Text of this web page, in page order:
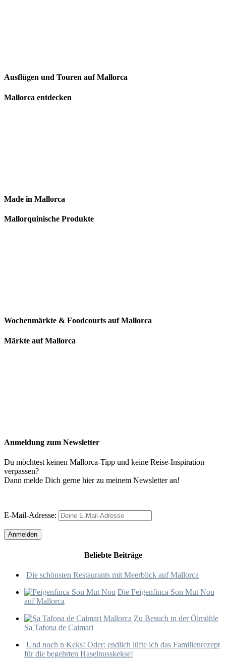
Ausflügen und Touren auf Mallorca
Mallorca entdecken
Made in Mallorca
Mallorquinische Produkte
Wochenmärkte & Foodcourts auf Mallorca
Märkte auf Mallorca
Anmeldung zum Newsletter
Du möchtest keinen Mallorca-Tipp und keine Reise-Inspiration
verpassen?
Dann melde Dich gerne hier zu meinem Newsletter an!
E-Mail-Adresse:
Beliebte Beiträge
Die schönsten Restaurants mit Meerblick auf Mallorca
Die Feigenfinca Son Mut Nou
auf Mallorca
Zu Besuch in der Ölmühle
Sa Tafona de Caimari
Und noch n Keks! Oder: endlich lüfte ich das Familienrezept
für die begehrten Haselnusskekse!